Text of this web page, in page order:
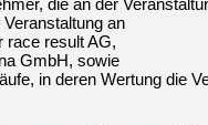
die an der
an
race result AG,
GmbH, sowie
in deren Wertung die